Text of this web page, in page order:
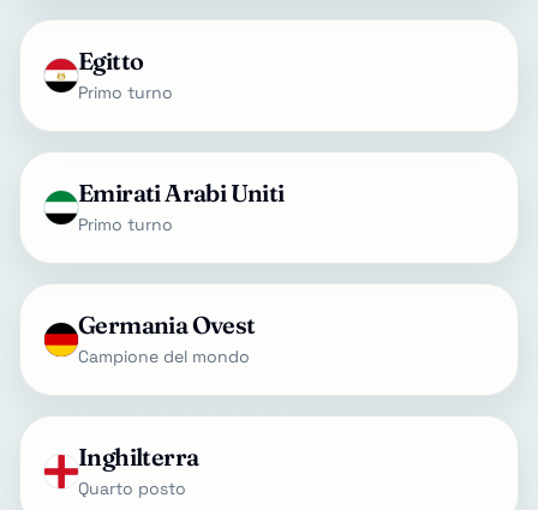
Egitto
Primo turno
Emirati Arabi Uniti
Primo turno
Germania Ovest
Campione del mondo
Inghilterra
Quarto posto